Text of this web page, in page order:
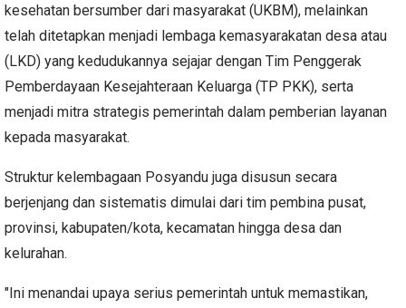
kesehatan bersumber dari masyarakat (UKBM), melainkan
telah ditetapkan menjadi lembaga kemasyarakatan desa atau
(LKD) yang kedudukannya sejajar dengan Tim Penggerak
Pemberdayaan Kesejahteraan Keluarga (TP PKK), serta
menjadi mitra strategis pemerintah dalam pemberian layanan
kepada masyarakat.
Struktur kelembagaan Posyandu juga disusun secara
berjenjang dan sistematis dimulai dari tim pembina pusat,
provinsi, kabupaten/kota, kecamatan hingga desa dan
kelurahan.
"Ini menandai upaya serius pemerintah untuk memastikan,